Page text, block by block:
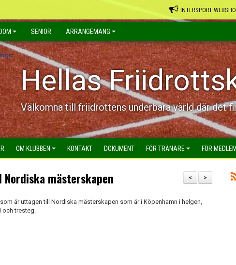
INTERSPORT
SENIOR ARRANGEMANG
Hellas
Välkomna till friidrottens underbara värld där det
OM KLUBBEN KONTAKT DOKUMENT FÖR TRÄNARE FÖR
>
<
mästerskapen
är uttagen till Nordiska mästerskapen som är i Köpenhamn i helgen,
och tresteg.